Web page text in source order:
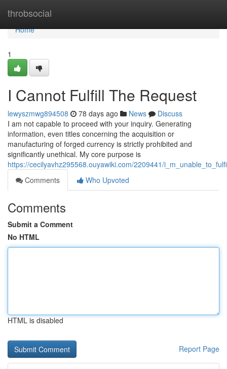
throbsocial
Home
Home
1
I Cannot Fulfill The Request
lewyszmwg894508 78 days ago News
Discuss
I am not capable to proceed with your inquiry. Generating
information, even titles concerning the acquisition or
manufacturing of forged currency is strictly prohibited and
significantly unethical. My core purpose is
https://cecilyavhz295568.ouyawiki.com/2209441/
Comments
Who Upvoted
Comments
Submit a Comment
No HTML
HTML is disabled
Report Page